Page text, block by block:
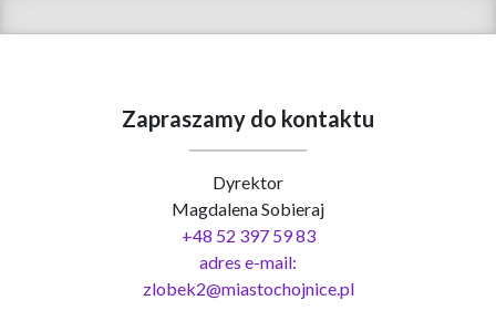
Zapraszamy do kontaktu
Dyrektor
Magdalena Sobieraj
+48 52 397 59 83
adres e-mail:
zlobek2@miastochojnice.pl